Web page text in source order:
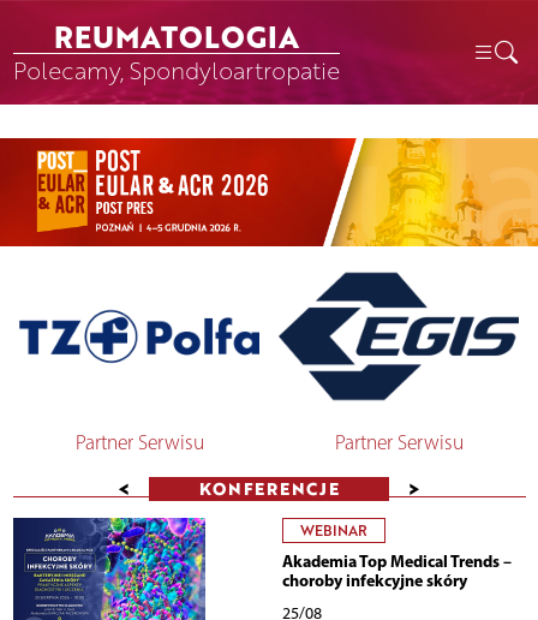
REUMATOLOGIA
Polecamy, Spondyloartropatie
Partner Serwisu Partner Serwisu
< KONFERENCJE >
WEBINAR
Akademia Top Medical Trends –
choroby infekcyjne skóry
25/08